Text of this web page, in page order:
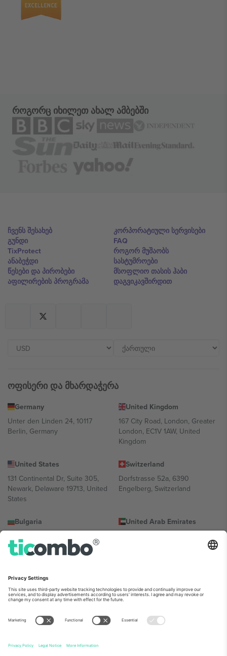
როგორც იხილეთ ახალ ამბებში
ჩვენს შესახებ
გუნდი
TixProtect
ანაბეჭდი
წესები და პირობები
აფილირების პროგრამა
კორპორატიული სერვისები
FAQ
როგორ მუშაობს
სასტუმროები
მსოფლიო თასის ჰაბი
დაგვიკავშირდით
ოფისერი და მხარდაჭერა
Germany
Unter den Linden 24, 10117
Berlin, Germany
United Kingdom
167 City Road, London, Greater
London, EC1V 1AW, United
Kingdom
United States
131 Continental Dr, Suite 305,
Newark, Delaware 19713, United
States
Switzerland
Dorfstrasse 52a, 6390
Engelberg, Switzerland
Bulgaria
Totleben 53-55, 1606 Sofia,
Bulgaria
United Arab Emirates
Building A1, Office 302, Dubai,
Mexico
Av Chapultepec 360, Roma
Norte, Cuauhtémoc, 06700
Ciudad de México, CDMX,
Mexico
პლატფორმის პროვაიდერის იურიდიული პირი იცვლება